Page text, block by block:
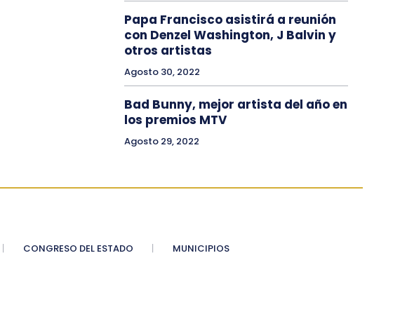
Papa Francisco asistirá a reunión
con Denzel Washington, J Balvin y
otros artistas
Agosto 30, 2022
Bad Bunny, mejor artista del año en
los premios MTV
Agosto 29, 2022
CONGRESO DEL ESTADO MUNICIPIOS